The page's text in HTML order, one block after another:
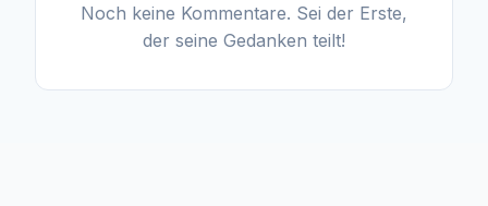
Noch keine Kommentare. Sei der Erste,
der seine Gedanken teilt!